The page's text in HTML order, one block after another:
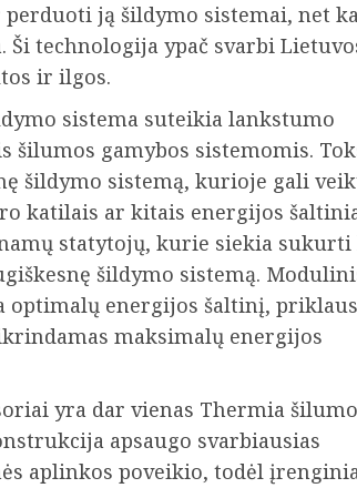
ją šildymo sistemai, net
technologija ypač svarbi
ir ilgos.
sistema suteikia lankstumo
gamybos sistemomis.
šildymo sistemą, kurioje gali
katilais ar kitais energijos
statytojų, kurie siekia sukurti
šildymo sistemą.
optimalų energijos šaltinį,
maksimalų energijos
yra dar vienas Thermia
apsaugo svarbiausias
aplinkos poveikio, todėl